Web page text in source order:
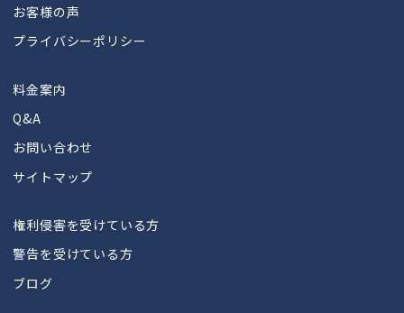
お客様の声
プライバシーポリシー
料金案内
Q&A
お問い合わせ
サイトマップ
権利侵害を受けている方
警告を受けている方
ブログ